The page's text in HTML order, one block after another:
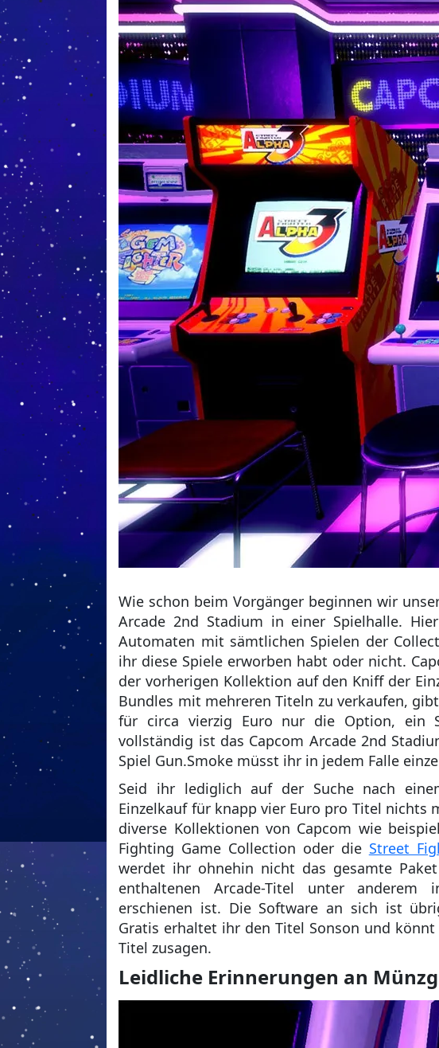
Wie schon beim Vorgänger beginnen wir
Arcade 2nd Stadium in einer Spielhalle.
Automaten mit sämtlichen Spielen der
ihr diese Spiele erworben habt oder nicht.
der vorherigen Kollektion auf den Kniff der
Bundles mit mehreren Titeln zu verkaufen,
für circa vierzig Euro nur die Option, ein
vollständig ist das Capcom Arcade 2nd
Spiel Gun.Smoke müsst ihr in jedem Falle
Seid ihr lediglich auf der Suche nach
Einzelkauf für knapp vier Euro pro Titel nichts
diverse Kollektionen von Capcom wie
Fighting Game Collection oder die Street
werdet ihr ohnehin nicht das gesamte
enthaltenen Arcade-Titel unter
erschienen ist. Die Software an sich ist
Gratis erhaltet ihr den Titel Sonson und
Titel zusagen.
Leidliche Erinnerungen an